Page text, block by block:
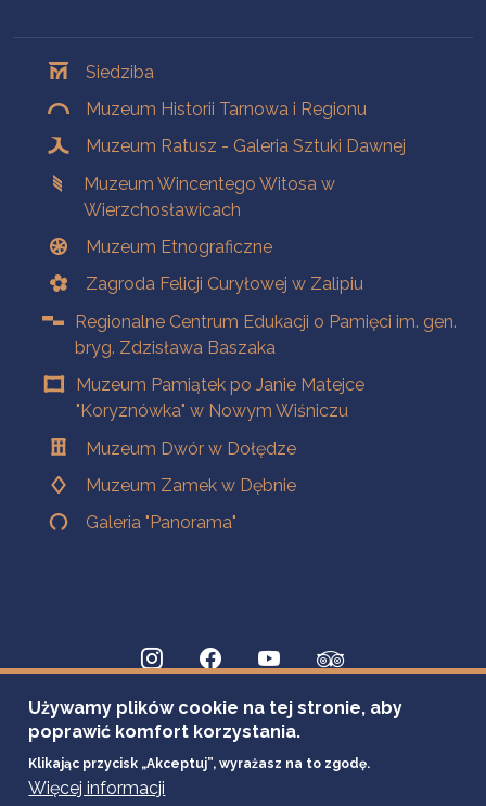
Siedziba
Muzeum Historii Tarnowa i Regionu
Muzeum Ratusz - Galeria Sztuki Dawnej
Muzeum Wincentego Witosa w
Wierzchosławicach
Muzeum Etnograficzne
Zagroda Felicji Curyłowej w Zalipiu
Regionalne Centrum Edukacji o Pamięci im. gen.
bryg. Zdzisława Baszaka
Muzeum Pamiątek po Janie Matejce
"Koryznówka" w Nowym Wiśniczu
Muzeum Dwór w Dołędze
Muzeum Zamek w Dębnie
Galeria "Panorama"
Używamy plików cookie na tej stronie, aby
poprawić komfort korzystania.
Klikając przycisk „Akceptuj”, wyrażasz na to zgodę.
Więcej informacji